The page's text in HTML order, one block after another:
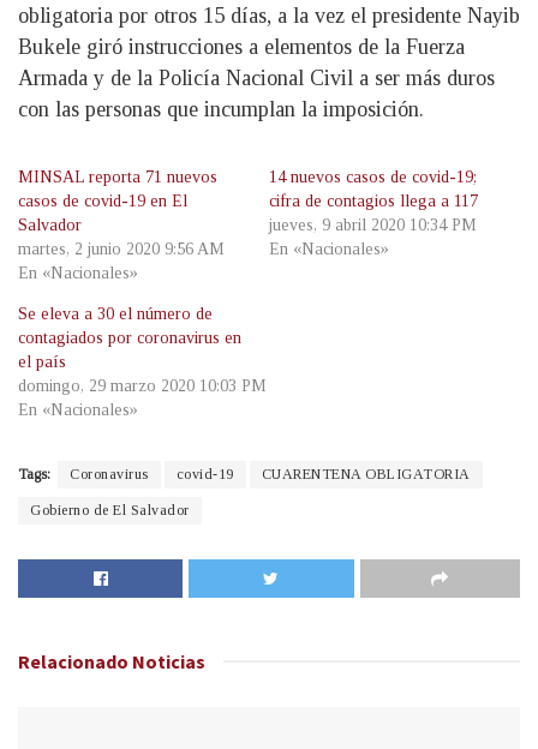
obligatoria por otros 15 días, a la vez el presidente Nayib
Bukele giró instrucciones a elementos de la Fuerza
Armada y de la Policía Nacional Civil a ser más duros
con las personas que incumplan la imposición.
MINSAL reporta 71 nuevos
casos de covid-19 en El
Salvador
martes, 2 junio 2020 9:56 AM
En «Nacionales»
14 nuevos casos de covid-19;
cifra de contagios llega a 117
jueves, 9 abril 2020 10:34 PM
En «Nacionales»
Se eleva a 30 el número de
contagiados por coronavirus en
el país
domingo, 29 marzo 2020 10:03 PM
En «Nacionales»
Tags: Coronavirus covid-19 CUARENTENA OBLIGATORIA
Gobierno de El Salvador
Relacionado Noticias